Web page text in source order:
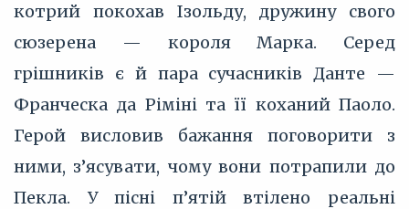
котрий покохав Ізольду, дружину свого
сюзерена — короля Марка. Серед
грішників є й пара сучасників Данте —
Франческа да Ріміні та її коханий Паоло.
Герой висловив бажання поговорити з
ними, з’ясувати, чому вони потрапили до
Пекла. У пісні п’ятій втілено реальні